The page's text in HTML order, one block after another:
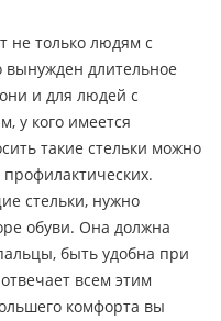
не только людям с
вынужден длительное
и для людей с
у кого имеется
такие стельки можно
стельки, нужно
обуви. Она должна
быть удобна при
всем этим
комфорта вы